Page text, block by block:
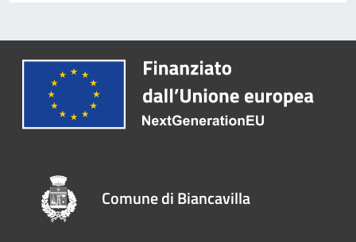
Comune di Biancavilla